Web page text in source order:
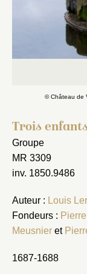
© Château de
Trois
Groupe
MR 3309
inv. 1850.9486
Auteur : Louis
Fondeurs :
Meusnier et
1687-1688